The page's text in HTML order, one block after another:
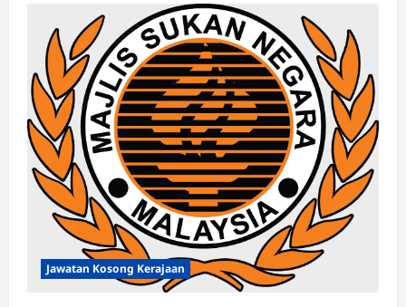
Jawatan Kosong Kerajaan